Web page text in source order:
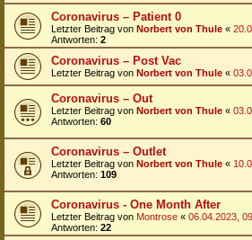
Coronavirus – Patient 0
Letzter Beitrag von Norbert von Thule «
Antworten: 2
Coronavirus – Post Vac
Letzter Beitrag von Norbert von Thule «
Coronavirus – Out
Letzter Beitrag von Norbert von Thule «
Antworten: 60
Coronavirus – Outlet
Letzter Beitrag von Norbert von Thule «
Antworten: 109
Coronavirus - One Month After
Letzter Beitrag von Montrose « 06.04.2023,
Antworten: 22